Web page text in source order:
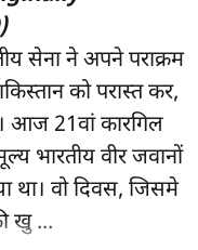
सेना ने अपने पराक्रम
को परास्त कर,
आज 21वां कारगिल
भारतीय वीर जवानों
था। वो दिवस, जिसमे
खु ...